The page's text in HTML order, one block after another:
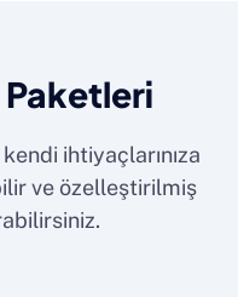
kendi ihtiyaçlarınıza
ve özelleştirilmiş